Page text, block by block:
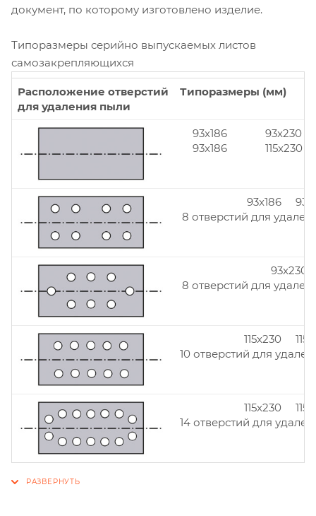
документ, по которому изготовлено изделие.
Типоразмеры серийно выпускаемых листов
самозакрепляющихся
Расположение отверстий
для удаления пыли
Типоразмеры (мм)
93x186
93x186
93x230
115x230
93x186
8 отверстий для
93x230
8 отверстий для
115x230
10 отверстий для
115x230
14 отверстий для